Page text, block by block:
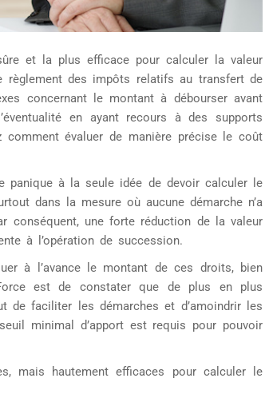
et la plus efficace pour calculer la valeur
des impôts relatifs au transfert de
concernant le montant à débourser avant
en ayant recours à des supports
évaluer de manière précise le coût
panique à la seule idée de devoir calculer le
dans la mesure où aucune démarche n’a
conséquent, une forte réduction de la valeur
à l’opération de succession.
à l’avance le montant de ces droits, bien
est de constater que de plus en plus
de faciliter les démarches et d’amoindrir les
minimal d’apport est requis pour pouvoir
mais hautement efficaces pour calculer le